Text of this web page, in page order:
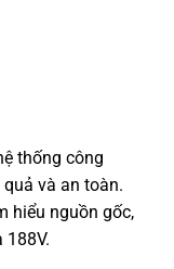
thống công
và an toàn.
hiểu nguồn gốc,